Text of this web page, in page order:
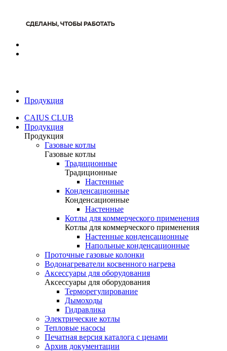
Продукция
CAIUS CLUB
Продукция
Продукция
Газовые котлы
Газовые котлы
Традиционные
Традиционные
Настенные
Конденсационные
Конденсационные
Настенные
Котлы для коммерческого применения
Котлы для коммерческого применения
Настенные конденсационные
Напольные конденсационные
Проточные газовые колонки
Водонагреватели косвенного нагрева
Аксессуары для оборудования
Аксессуары для оборудования
Терморегулирование
Дымоходы
Гидравлика
Электрические котлы
Тепловые насосы
Печатная версия каталога с ценами
Архив документации